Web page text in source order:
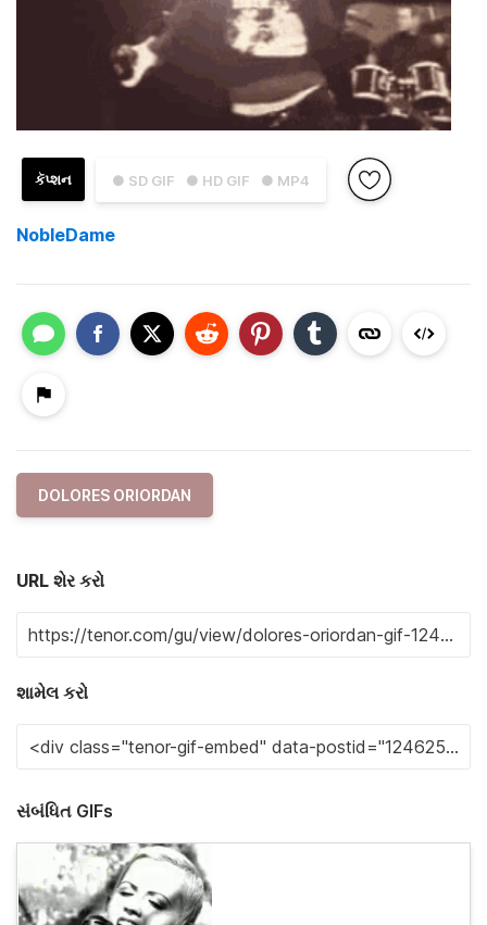
● SD GIF ● HD GIF ● MP4
કૅપ્શન
NobleDame
DOLORES ORIORDAN
URL શેર કરો
શામેલ કરો
સંબંધિત GIFs